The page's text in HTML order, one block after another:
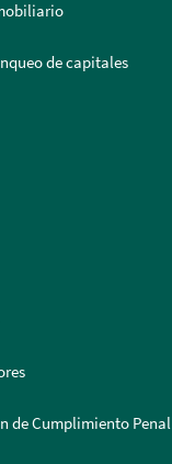
de capitales
de Cumplimiento Penal